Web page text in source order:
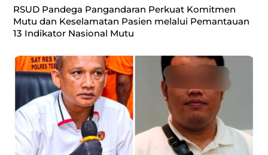
RSUD Pandega Pangandaran Perkuat Komitmen
Mutu dan Keselamatan Pasien melalui Pemantauan
13 Indikator Nasional Mutu